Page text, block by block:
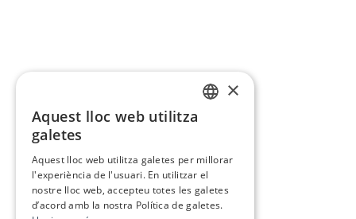
×
Aquest lloc web utilitza
galetes
Aquest lloc web utilitza galetes per millorar
l'experiència de l'usuari. En utilitzar el
nostre lloc web, accepteu totes les galetes
d’acord amb la nostra Política de galetes.